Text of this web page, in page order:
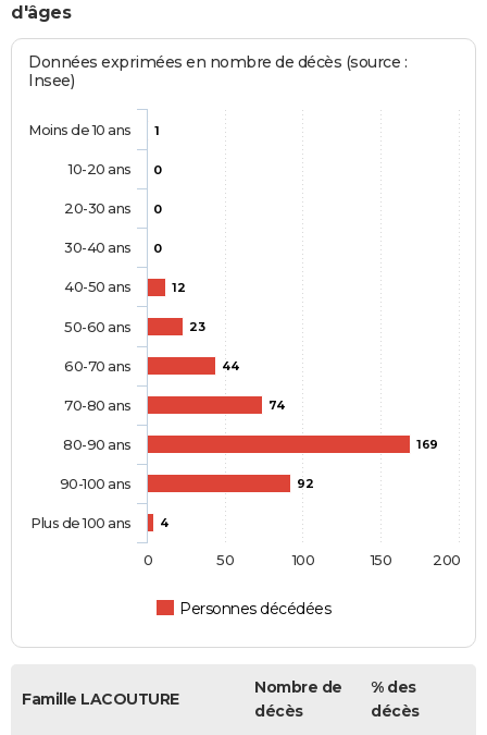
d'âges
Données exprimées en nombre de décès (source :
Insee)
1
0
0
0
12
23
44
74
169
92
4
Personnes décédées
Moins de 10 ans
10-20 ans
20-30 ans
30-40 ans
40-50 ans
50-60 ans
60-70 ans
70-80 ans
80-90 ans
90-100 ans
Plus de 100 ans
0 50 100 150 200
Famille LACOUTURE
Nombre de
décès
% des
décès